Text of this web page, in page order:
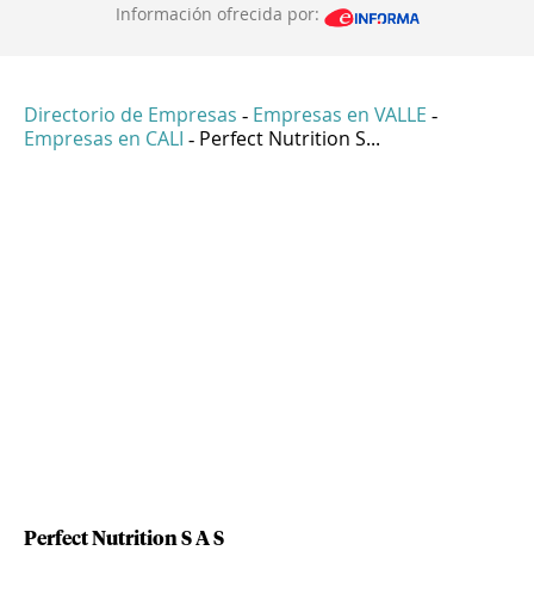
Información ofrecida por:
Directorio de Empresas - Empresas en VALLE -
Empresas en CALI - Perfect Nutrition S...
Perfect Nutrition S A S